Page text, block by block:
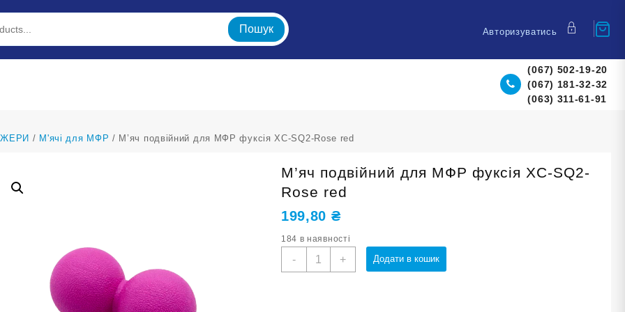
Пошук Авторизуватись
(067) 502-19-20
(067) 181-32-32
(063) 311-61-91
/ М'ячі для МФР / М’яч подвійний для МФР фуксія XC-SQ2-Rose red
М’яч подвійний для МФР фуксія XC-SQ2-
Rose red
199,80 ₴
184 в наявності
-
М'яч
+ Додати в кошик